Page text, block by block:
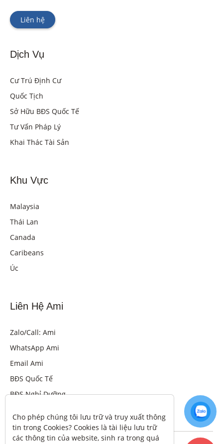
Liên hệ
Dịch Vụ
Cư Trú Định Cư
Quốc Tịch
Sở Hữu BĐS Quốc Tế
Tư Vấn Pháp Lý
Khai Thác Tài Sản
Khu Vực
Malaysia
Thái Lan
Canada
Caribeans
Úc
Liên Hệ Ami
Zalo/Call: Ami
WhatsApp Ami
Email Ami
BĐS Quốc Tế
BĐS Nghỉ Dưỡng
Cho phép chúng tôi lưu trữ và truy xuất thông
tin trong Cookies? Cookies là tài liệu lưu trữ
các thông tin của website, sinh ra trong quá